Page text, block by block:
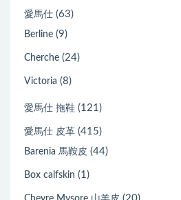
愛馬仕 (63)
Berline (9)
Cherche (24)
Victoria (8)
愛馬仕 拖鞋 (121)
愛馬仕 皮革 (415)
Barenia 馬鞍皮 (44)
Box calfskin (1)